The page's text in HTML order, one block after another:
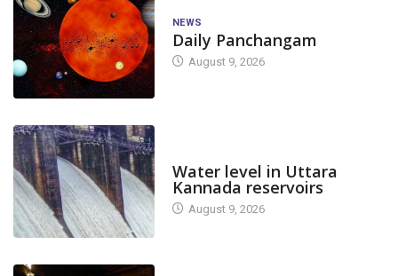
NEWS
Daily Panchangam
August 9, 2026
Water level in Uttara
Kannada reservoirs
August 9, 2026